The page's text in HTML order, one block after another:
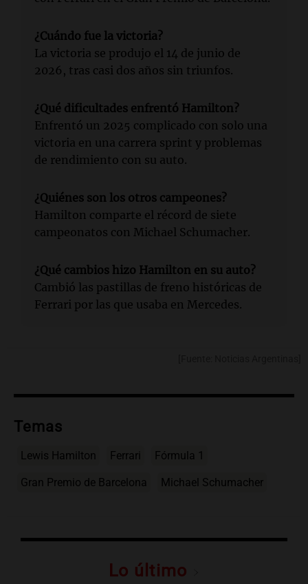
¿Cuándo fue la victoria?
La victoria se produjo el 14 de junio de
2026, tras casi dos años sin triunfos.
¿Qué dificultades enfrentó Hamilton?
Enfrentó un 2025 complicado con solo una
victoria en una carrera sprint y problemas
de rendimiento con su auto.
¿Quiénes son los otros campeones?
Hamilton comparte el récord de siete
campeonatos con Michael Schumacher.
¿Qué cambios hizo Hamilton en su auto?
Cambió las pastillas de freno históricas de
Ferrari por las que usaba en Mercedes.
Temas
Lewis Hamilton Ferrari Fórmula 1
Gran Premio de Barcelona Michael Schumacher
Lo último